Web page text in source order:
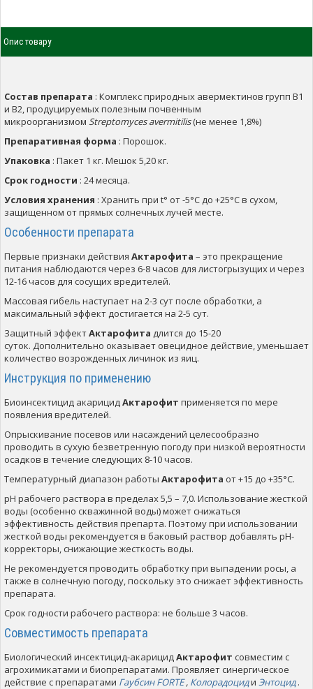
Опис товару
Состав препарата : Комплекс природных авермектинов групп B1
и B2, продуцируемых полезным почвенным
микроорганизмом Streptomyces avermitilis(не менее 1,8%)
Препаративная форма : Порошок.
Упаковка : Пакет 1 кг. Мешок 5,20 кг.
Срок годности : 24 месяца.
Условия хранения : Хранить при t° от -5°С до +25°С в сухом,
защищенном от прямых солнечных лучей месте.
Особенности препарата
Первые признаки действия Актарофита – это прекращение
питания наблюдаются через 6-8 часов для листогрызущих и через
12-16 часов для сосущих вредителей.
Массовая гибель наступает на 2-3 сут после обработки, а
максимальный эффект достигается на 2-5 сут.
Защитный эффектАктарофита длится до 15-20
суток. Дополнительно оказывает овецидное действие, уменьшает
количество возрожденных личинок из яиц.
Инструкция по применению
Биоинсектицид акарицид Актарофит применяется по мере
появления вредителей.
Опрыскивание посевов или насаждений целесообразно
проводить в сухую безветренную погоду при низкой вероятности
осадков в течение следующих 8-10 часов.
Температурный диапазон работы Актарофита от +15 до +35°С.
рН рабочего раствора в пределах 5,5 – 7,0. Использование жесткой
воды (особенно скважинной воды) может снижаться
эффективность действия препарта. Поэтому при использовании
жесткой воды рекомендуется в баковый раствор добавлять рН-
корректоры, снижающие жесткость воды.
Не рекомендуется проводить обработку при выпадении росы, а
также в солнечную погоду, поскольку это снижает эффективность
препарата.
Срок годности рабочего раствора: не больше 3 часов.
Совместимость препарата
Биологический инсектицид-акарицид Актарофит совместим с
агрохимикатами и биопрепаратами. Проявляет синергическое
действие с препаратами Гаубсин FORTE, Колорадоциди Энтоцид.